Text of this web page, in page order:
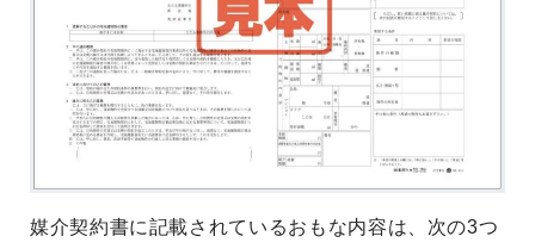
媒介契約書に記載されているおもな内容は、次の3つ